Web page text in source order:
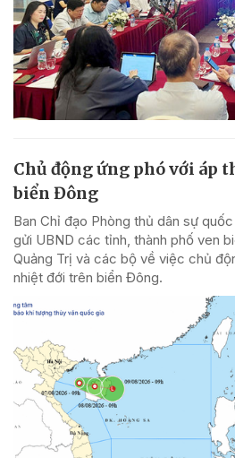
Chủ động ứng phó với áp
biển Đông
Ban Chỉ đạo Phòng thủ dân sự
gửi UBND các tỉnh, thành phố ven
Quảng Trị và các bộ về việc chủ
nhiệt đới trên biển Đông.